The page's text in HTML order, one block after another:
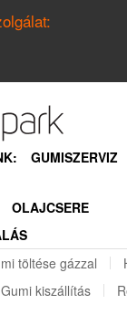
GUMISZERVIZ
OLAJCSERE
töltése gázzal
Gumi kiszállítás